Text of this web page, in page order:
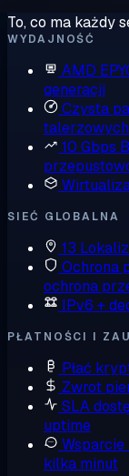
To, co ma każdy
WYDAJNOŚĆ
AMD
generacji
Czysta
talerzowych
10 Gbps
SIEĆ GLOBALNA
13
Ochrona
ochrona
IPv6 +
PŁATNOŚCI I
Płać
Zwrot
SLA
uptime
kilka minut